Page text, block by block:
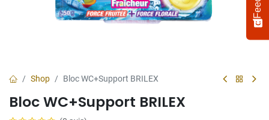
Shop Bloc WC+Support BRILEX
Bloc WC+Support BRILEX